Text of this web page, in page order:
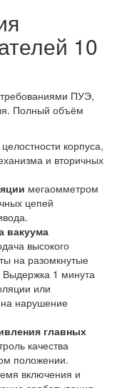
10
требованиями ПУЭ,
Полный объём
корпуса,
и вторичных
мегаомметром
цепей
вакуума
высокого
на разомкнутые
Выдержка 1 минута
или
на нарушение
главных
качества
положении.
включения и